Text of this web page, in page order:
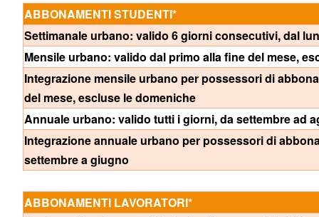
ABBONAMENTI STUDENTI*
Settimanale urbano: valido 6 giorni consecutivi, dal
Mensile urbano: valido dal primo alla fine del mese,
Integrazione mensile urbano per possessori di
del mese, escluse le domeniche
Annuale urbano: valido tutti i giorni, da settembre ad
Integrazione annuale urbano per possessori di
settembre a giugno
ABBONAMENTI LAVORATORI*